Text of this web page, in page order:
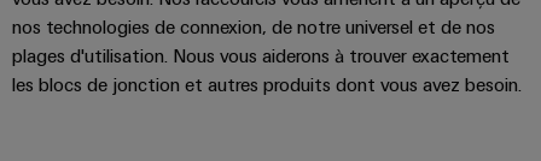
Construction
navale
Accès
distant
nos technologies de connexion, de notre universel et de nos
plages d'utilisation. Nous vous aiderons à trouver exactement
les blocs de jonction et autres produits dont vous avez besoin.